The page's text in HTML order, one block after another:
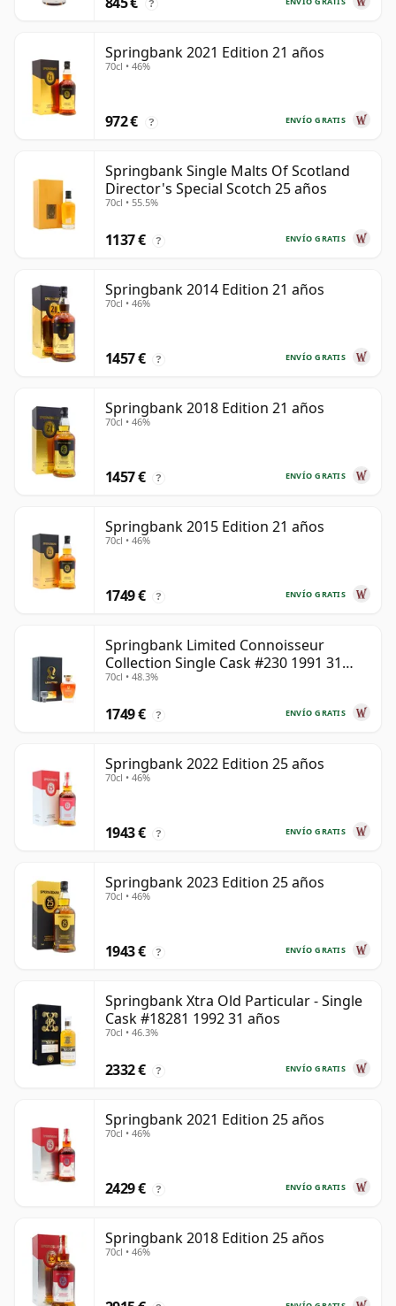
?
Springbank 2021 Edition 21 años
70cl • 46%
ENVÍO GRATIS
972 € ?
Springbank Single Malts Of Scotland
Director's Special Scotch 25 años
70cl • 55.5%
ENVÍO GRATIS
1137 € ?
Springbank 2014 Edition 21 años
70cl • 46%
ENVÍO GRATIS
1457 € ?
Springbank 2018 Edition 21 años
70cl • 46%
ENVÍO GRATIS
1457 € ?
Springbank 2015 Edition 21 años
70cl • 46%
ENVÍO GRATIS
1749 € ?
Springbank Limited Connoisseur
Collection Single Cask #230 1991 31
años
70cl • 48.3%
ENVÍO GRATIS
1749 € ?
Springbank 2022 Edition 25 años
70cl • 46%
ENVÍO GRATIS
1943 € ?
Springbank 2023 Edition 25 años
70cl • 46%
ENVÍO GRATIS
1943 € ?
Springbank Xtra Old Particular - Single
Cask #18281 1992 31 años
70cl • 46.3%
ENVÍO GRATIS
2332 € ?
Springbank 2021 Edition 25 años
70cl • 46%
ENVÍO GRATIS
2429 € ?
Springbank 2018 Edition 25 años
70cl • 46%